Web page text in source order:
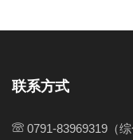
联系方式
0791-83969319（综